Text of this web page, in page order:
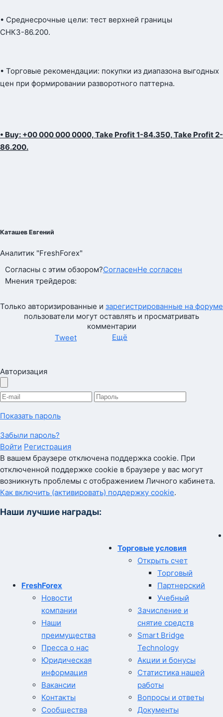
• Среднесрочные цели: тест верхней границы
CНКЗ-86.200.
• Торговые рекомендации: покупки из диапазона выгодных
цен при формировании разворотного паттерна.
• Buy: +00 000 000 0000, Take Profit 1-84.350, Take Profit 2-
86.200.
Каташев Евгений
Аналитик "FreshForex"
Согласны с этим обзором?СогласенНе согласен
Мнения трейдеров:
Только авторизированные и зарегистрированные на форуме
пользователи могут оставлять и просматривать
комментарии
Tweet
Ещё
Авторизация
Показать пароль
Забыли пароль?
Войти Регистрация
В вашем браузере отключена поддержка cookie. При
отключенной поддержке cookie в браузере у вас могут
возникнуть проблемы с отображением Личного кабинета.
Как включить (активировать) поддержку cookie.
Наши лучшие награды:
FreshForex
Новости
компании
Наши
преимущества
Пресса о нас
Юридическая
информация
Вакансии
Контакты
Сообщества
Торговые условия
Открыть счет
Торговый
Партнерский
Учебный
Зачисление и
снятие средств
Smart Bridge
Technology
Акции и бонусы
Статистика нашей
работы
Вопросы и ответы
Документы